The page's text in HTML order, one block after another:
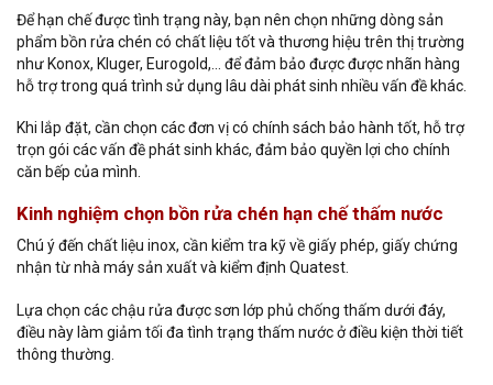
Để hạn chế được tình trạng này, bạn nên chọn những dòng sản
phẩm bồn rửa chén có chất liệu tốt và thương hiệu trên thị trường
như Konox, Kluger, Eurogold,… để đảm bảo được được nhãn hàng
hỗ trợ trong quá trình sử dụng lâu dài phát sinh nhiều vấn đề khác.
Khi lắp đặt, cần chọn các đơn vị có chính sách bảo hành tốt, hỗ trợ
trọn gói các vấn đề phát sinh khác, đảm bảo quyền lợi cho chính
căn bếp của mình.
Kinh nghiệm chọn bồn rửa chén hạn chế thấm nước
Chú ý đến chất liệu inox, cần kiểm tra kỹ về giấy phép, giấy chứng
nhận từ nhà máy sản xuất và kiểm định Quatest.
Lựa chọn các chậu rửa được sơn lớp phủ chống thấm dưới đáy,
điều này làm giảm tối đa tình trạng thấm nước ở điều kiện thời tiết
thông thường.